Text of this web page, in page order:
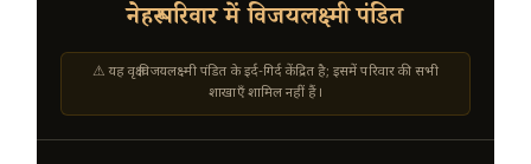
नेहरू परिवार में विजयलक्ष्मी पंडित
⚠ यह वृक्ष विजयलक्ष्मी पंडित के इर्द-गिर्द केंद्रित है; इसमें परिवार की सभी
शाखाएँ शामिल नहीं हैं।